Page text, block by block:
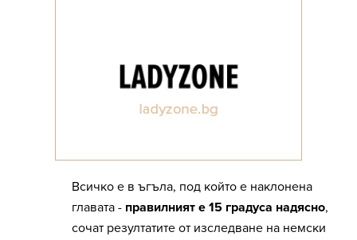
Всичко е в ъгъла, под който е наклонена
главата - правилният е 15 градуса надясно,
сочат резултатите от изследване на немски